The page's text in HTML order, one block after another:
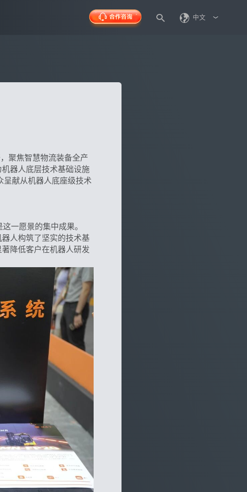
中文
聚焦智慧物流装备全产
器人底层技术基础设施
呈献从机器人底座级技术
一愿景的集中成果。
人构筑了坚实的技术基
降低客户在机器人研发